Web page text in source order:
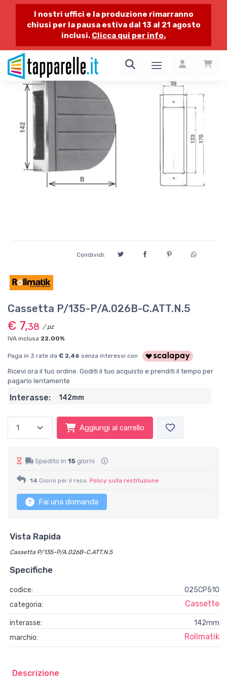
I nostri uffici e la produzione rimarranno
chiusi per la pausa estiva dal 13 al 21 agosto
inclusi. Clicca qui per info.
Condividi:
Cassetta P/135-P/A.026B-C.ATT.N.5
€ 7,38 / pz
IVA inclusa 22.00%
Paga in 3 rate da € 2,46 senza interessi con
Ricevi ora il tuo ordine. Goditi il tuo acquisto e prenditi il tempo per
pagarlo lentamente
Interasse: 142mm
Aggiungi al carrello
Spedito in 15 giorni
14 Giorni per il reso. Policy sulla restituzione
Fai una domanda
Vista Rapida
Cassetta P/135-P/A.026B-C.ATT.N.5
Specifiche
codice:
025CP510
categoria:
Cassette
interasse:
142mm
marchio:
Rollmatik
Descrizione